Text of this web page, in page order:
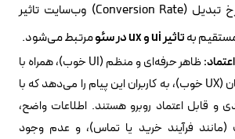
اعتبار، مستقیماً بر نرخ تبدیل (Conversion Rate) وب‌سایت تاثیر
بهتاثیر ui و ux در سئو مرتبط می‌شود.
ظاهر حرفه‌ای و منظم (UI خوب)، همراه با
عملکرد روان و آسان (UX خوب)، به کاربران این پیام را می‌دهد که با
قابل اعتماد روبرو هستند. اطلاعات واضح،
(مانند فرآیند خرید یا تماس)، و عدم وجود